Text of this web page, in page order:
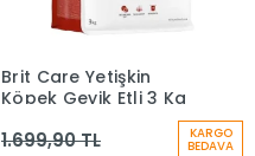
Brit Care Yetişkin
Köpek Geyik Etli 3 Kg
1.699,90 TL KARGO
BEDAVA